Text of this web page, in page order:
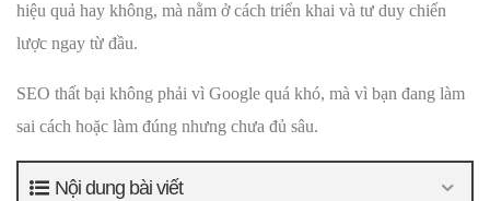
hiệu quả hay không, mà nằm ở cách triển khai và tư duy chiến
lược ngay từ đầu.
SEO thất bại không phải vì Google quá khó, mà vì bạn đang làm
sai cách hoặc làm đúng nhưng chưa đủ sâu.
Nội dung bài viết